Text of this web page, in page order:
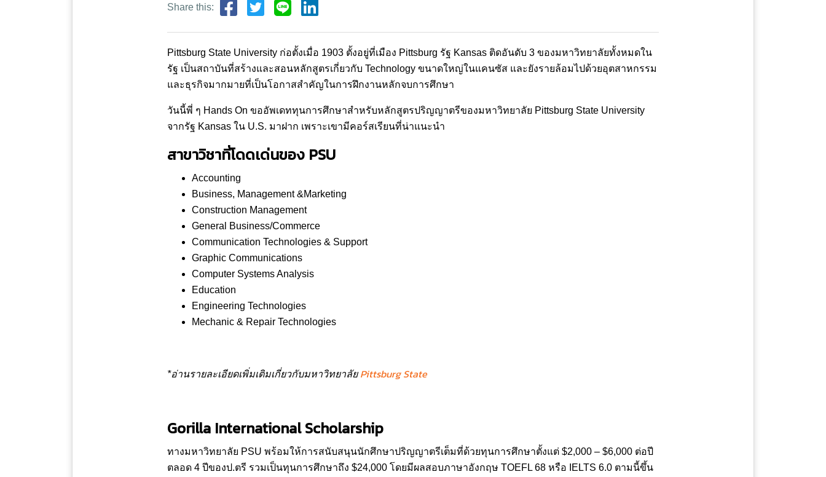
Share this:
Pittsburg State University ก่อตั้งเมื่อ 1903 ตั้งอยู่ที่เมือง Pittsburg รัฐ Kansas ติดอันดับ 3 ของมหาวิทยาลัยทั้งหมดใน
รัฐ เป็นสถาบันที่สร้างและสอนหลักสูตรเกี่ยวกับ Technology ขนาดใหญ่ในแคนซัส และยังรายล้อมไปด้วยอุตสาหกรรม
และธุรกิจมากมายที่เป็นโอกาสสำคัญในการฝึกงานหลักจบการศึกษา
วันนี้พี่ ๆ Hands On ขออัพเดททุนการศึกษาสำหรับหลักสูตรปริญญาตรีของมหาวิทยาลัย Pittsburg State University
จากรัฐ Kansas ใน U.S. มาฝาก เพราะเขามีคอร์สเรียนที่น่าแนะนำ
สาขาวิชาที่โดดเด่นของ PSU
Accounting
Business, Management &Marketing
Construction Management
General Business/Commerce
Communication Technologies & Support
Graphic Communications
Computer Systems Analysis
Education
Engineering Technologies
Mechanic & Repair Technologies
*อ่านรายละเอียดเพิ่มเติมเกี่ยวกับมหาวิทยาลัยPittsburg State
Gorilla International Scholarship
ทางมหาวิทยาลัย PSU พร้อมให้การสนับสนุนนักศึกษาปริญญาตรีเต็มที่ด้วยทุนการศึกษาตั้งแต่ $2,000 – $6,000 ต่อปี
ตลอด 4 ปีของป.ตรี รวมเป็นทุนการศึกษาถึง $24,000 โดยมีผลสอบภาษาอังกฤษ TOEFL 68 หรือ IELTS 6.0 ตามนี้ขึ้น